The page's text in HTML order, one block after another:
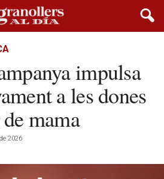
impulsa
a les dones
mama
2026